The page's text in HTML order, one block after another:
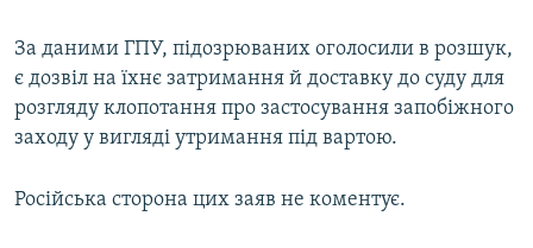
За даними ГПУ, підозрюваних оголосили в розшук,
є дозвіл на їхнє затримання й доставку до суду для
розгляду клопотання про застосування запобіжного
заходу у вигляді утримання під вартою.
Російська сторона цих заяв не коментує.